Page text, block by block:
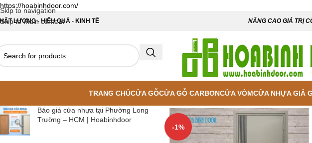
https://hoabinhdoor.com/
Skip to navigation
Skip to main content
LƯỢNG - HIỆU QUẢ - KINH TẾ NÂNG CAO GIÁ TRỊ
TRANG CHỦCỬA GỖCỬA GỖ CARBONCỬA VÒMCỬA NHỰA GIẢ
Báo giá cửa nhựa tại Phường Long
Trường – HCM | Hoabinhdoor
-1%